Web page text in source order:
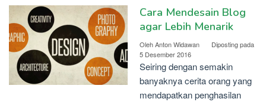
Cara Mendesain Blog
agar Lebih Menarik
OlehAnton Widawan
Diposting pada
5 Desember 2016
Seiring dengan semakin
banyaknya cerita orang yang
mendapatkan penghasilan